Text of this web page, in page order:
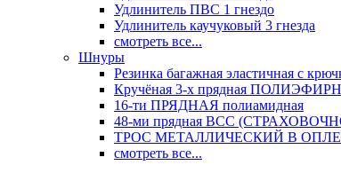
Удлинитель ПВС 1 гнездо
Удлинитель каучуковый 3 гнезда
смотреть все...
Шнуры
Резинка багажная эластичная с
Кручёная 3-х прядная
16-ти ПРЯДНАЯ полиамидная
48-ми прядная ВСС
ТРОС МЕТАЛЛИЧЕСКИЙ В
смотреть все...